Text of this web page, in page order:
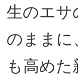
生のエサ
のままに
も高め